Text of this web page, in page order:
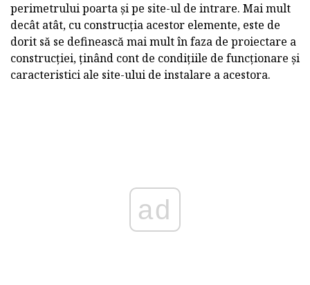
perimetrului poarta și pe site-ul de intrare. Mai mult
decât atât, cu construcția acestor elemente, este de
dorit să se definească mai mult în faza de proiectare a
construcției, ținând cont de condițiile de funcționare și
caracteristici ale site-ului de instalare a acestora.
ad